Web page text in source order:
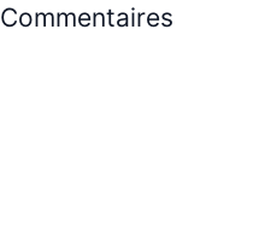
Commentaires